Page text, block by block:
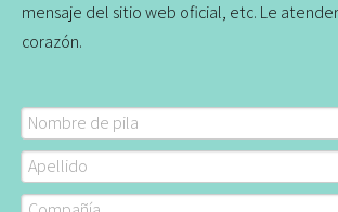
mensaje del sitio web oficial, etc. Le
corazón.